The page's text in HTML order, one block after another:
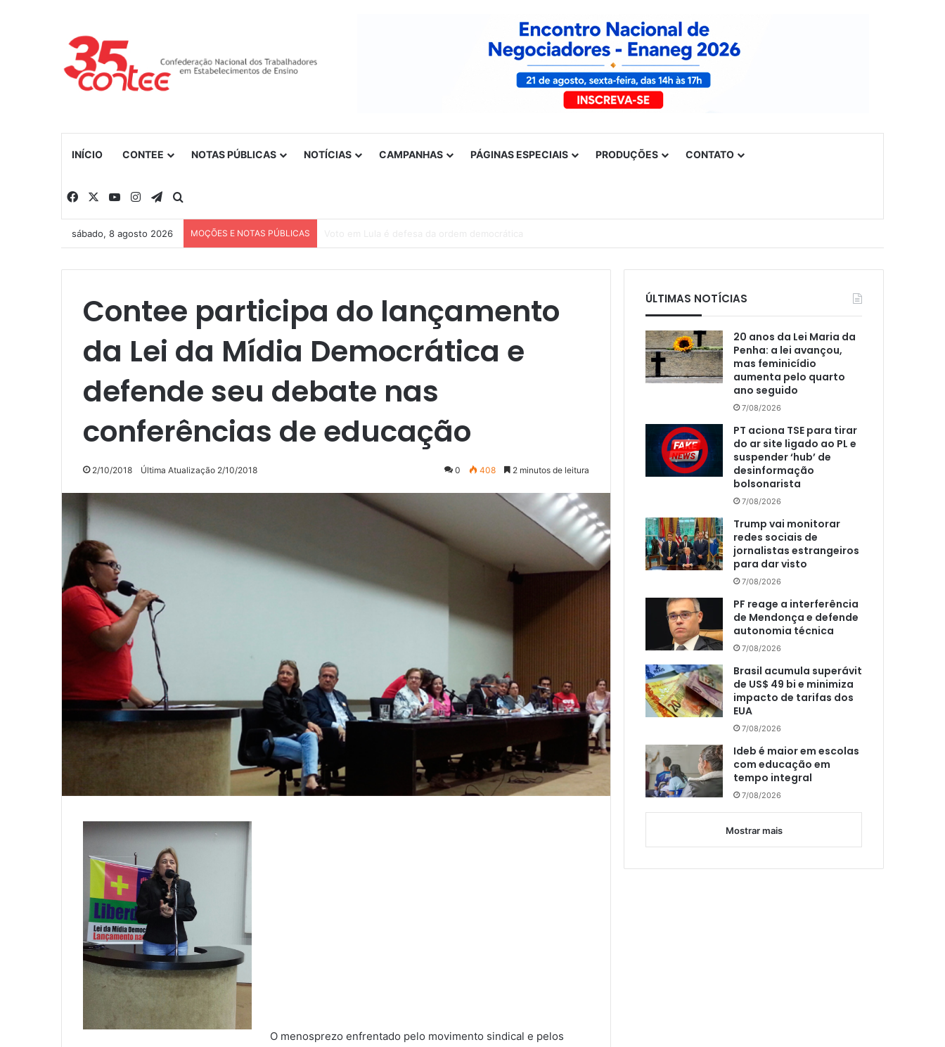
INÍCIO CONTEE NOTAS PÚBLICAS NOTÍCIAS CAMPANHAS PÁGINAS ESPECIAIS PRODUÇÕES CONTATO
Facebook YouTubeInstagramTelegram
sábado, 8 agosto 2026 MOÇÕES E NOTAS PÚBLICAS
Contee participa do lançamento
da Lei da Mídia Democrática e
defende seu debate nas
conferências de educação
2/10/2018 Última Atualização 2/10/2018 0 408 2 minutos de leitura
O menosprezo enfrentado pelo movimento sindical e pelos
ÚLTIMAS NOTÍCIAS
20 anos da Lei Maria da
Penha: a lei avançou,
mas feminicídio
aumenta pelo quarto
ano seguido
7/08/2026
PT aciona TSE para tirar
do ar site ligado ao PL e
suspender ‘hub’ de
desinformação
bolsonarista
7/08/2026
Trump vai monitorar
redes sociais de
jornalistas estrangeiros
para dar visto
7/08/2026
PF reage a interferência
de Mendonça e defende
autonomia técnica
7/08/2026
Brasil acumula superávit
de US$ 49 bi e minimiza
impacto de tarifas dos
EUA
7/08/2026
Ideb é maior em escolas
com educação em
tempo integral
7/08/2026
Mostrar mais